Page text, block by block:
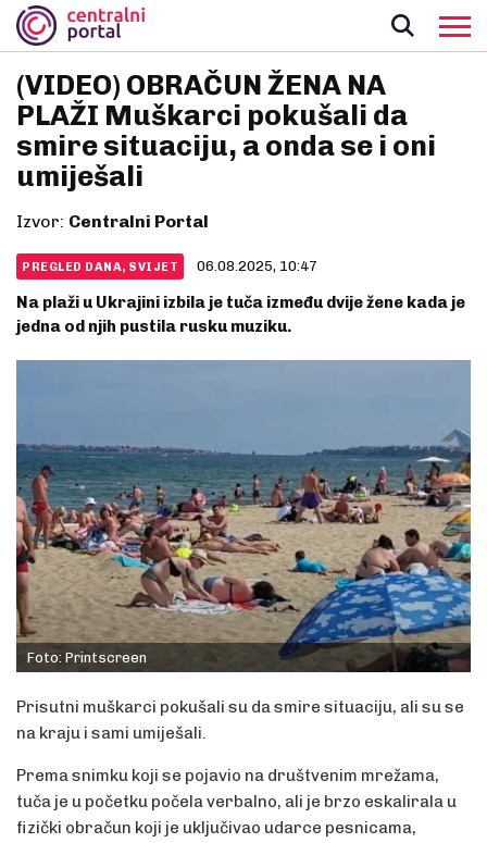
(VIDEO) OBRAČUN ŽENA NA
PLAŽI Muškarci pokušali da
smire situaciju, a onda se i oni
umiješali
Izvor: Centralni Portal
PREGLED DANA, SVIJET 06.08.2025, 10:47
Na plaži u Ukrajini izbila je tuča između dvije žene kada je
jedna od njih pustila rusku muziku.
Foto: Printscreen
Prisutni muškarci pokušali su da smire situaciju, ali su se
na kraju i sami umiješali.
Prema snimku koji se pojavio na društvenim mrežama,
tuča je u početku počela verbalno, ali je brzo eskalirala u
fizički obračun koji je uključivao udarce pesnicama,